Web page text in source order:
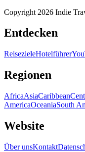
Copyright 2026 Indie
Entdecken
ReisezieleHotelführer
Regionen
AfricaAsiaCaribbean
AmericaOceaniaSouth
Website
Über unsKontakt